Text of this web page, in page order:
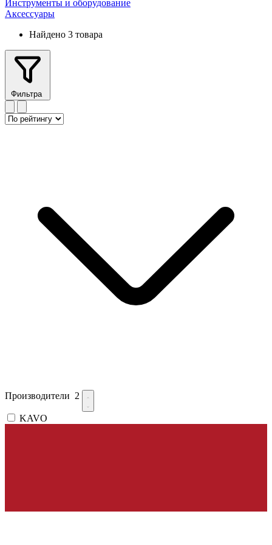
Инструменты и оборудование
Аксессуары
Найдено 3 товара
Фильтра
Производители 2
KAVO